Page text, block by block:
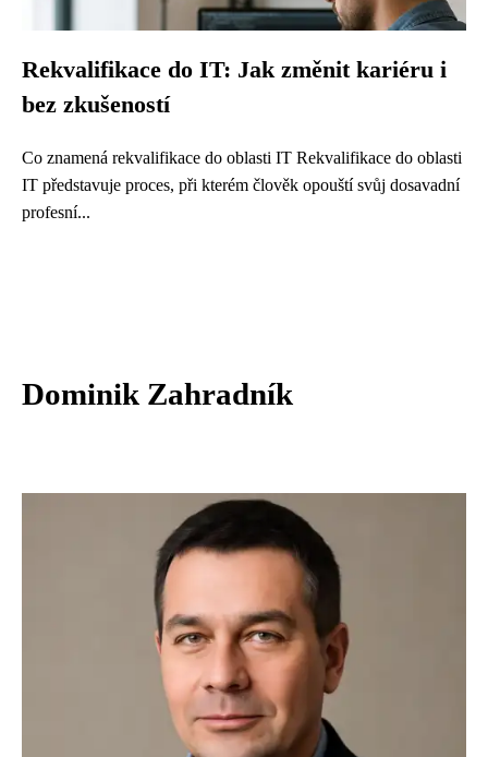
Rekvalifikace do IT: Jak změnit kariéru i
bez zkušeností
Co znamená rekvalifikace do oblasti IT Rekvalifikace do oblasti
IT představuje proces, při kterém člověk opouští svůj dosavadní
profesní...
Dominik Zahradník